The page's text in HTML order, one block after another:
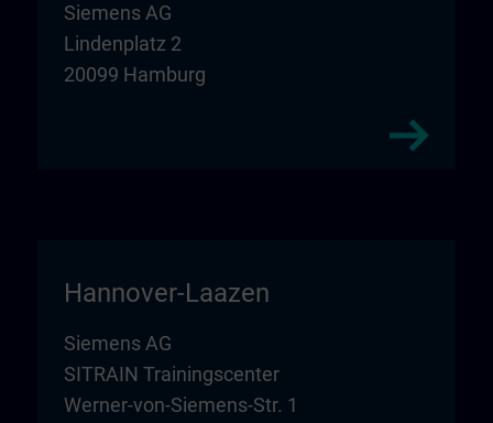
Siemens AG
Lindenplatz 2
20099 Hamburg
Hannover-Laazen
Siemens AG
SITRAIN Trainingscenter
Werner-von-Siemens-Str. 1